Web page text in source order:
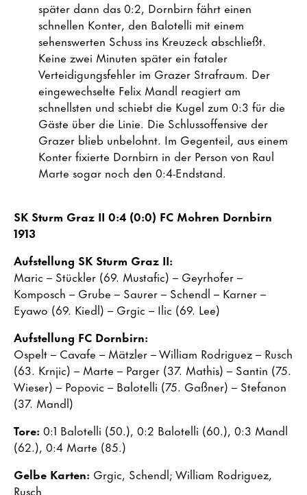
später dann das 0:2, Dornbirn fährt einen
schnellen Konter, den Balotelli mit einem
sehenswerten Schuss ins Kreuzeck abschließt.
Keine zwei Minuten später ein fataler
Verteidigungsfehler im Grazer Strafraum. Der
eingewechselte Felix Mandl reagiert am
schnellsten und schiebt die Kugel zum 0:3 für die
Gäste über die Linie. Die Schlussoffensive der
Grazer blieb unbelohnt. Im Gegenteil, aus einem
Konter fixierte Dornbirn in der Person von Raul
Marte sogar noch den 0:4-Endstand.
SK Sturm Graz II 0:4 (0:0) FC Mohren Dornbirn
1913
Aufstellung SK Sturm Graz II:
Maric – Stückler (69. Mustafic) – Geyrhofer –
Komposch – Grube – Saurer – Schendl – Karner –
Eyawo (69. Kiedl) – Grgic – Ilic (69. Lee)
Aufstellung FC Dornbirn:
Ospelt – Cavafe – Mätzler – William Rodriguez – Rusch
(63. Krnjic) – Marte – Parger (37. Mathis) – Santin (75.
Wieser) – Popovic – Balotelli (75. Gaßner) – Stefanon
(37. Mandl)
Tore: 0:1 Balotelli (50.), 0:2 Balotelli (60.), 0:3 Mandl
(62.), 0:4 Marte (85.)
Gelbe Karten: Grgic, Schendl; William Rodriguez,
Rusch